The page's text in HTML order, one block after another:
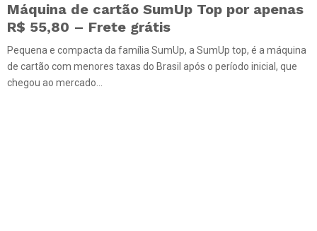
Máquina de cartão SumUp Top por apenas
R$ 55,80 – Frete grátis
Pequena e compacta da família SumUp, a SumUp top, é a máquina
de cartão com menores taxas do Brasil após o período inicial, que
chegou ao mercado...